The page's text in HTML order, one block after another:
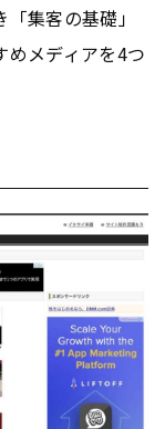
集客の基礎」
めメディアを4つ